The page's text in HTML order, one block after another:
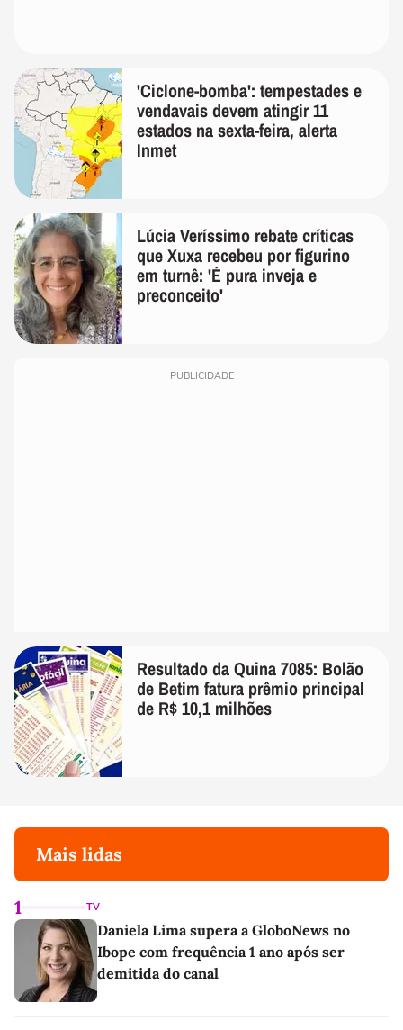
'Ciclone-bomba': tempestades e
vendavais devem atingir 11
estados na sexta-feira, alerta
Inmet
Lúcia Veríssimo rebate críticas
que Xuxa recebeu por figurino
em turnê: 'É pura inveja e
preconceito'
PUBLICIDADE
Resultado da Quina 7085: Bolão
de Betim fatura prêmio principal
de R$ 10,1 milhões
Mais lidas
1 TV
Daniela Lima supera a GloboNews no
Ibope com frequência 1 ano após ser
demitida do canal